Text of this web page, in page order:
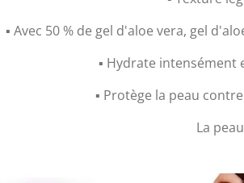
▪️ Avec 50 % de gel d'aloe vera, gel
▪️ Hydrate
▪️ Protège la peau
La